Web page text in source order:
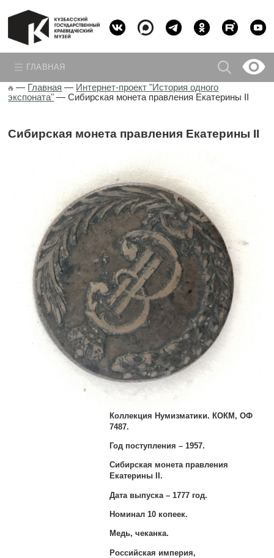
ГЛАВНАЯ
— Главная — Интернет-проект "История одного
экспоната" —Сибирская монета правления Екатерины II
Сибирская монета правления Екатерины II
Коллекция Нумизматики. КОКМ, ОФ
7487.
Год поступления – 1957.
Сибирская монета правления
Екатерины II.
Дата выпуска – 1777 год.
Номинал 10 копеек.
Медь, чеканка.
Российская империя,